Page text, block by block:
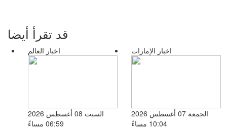
قد تقرأ أيضا
اخبار العالم
السبت 08 أغسطس 2026
06:59 مساءً
اخبار الإمارات
الجمعة 07 أغسطس 2026
10:04 مساءً